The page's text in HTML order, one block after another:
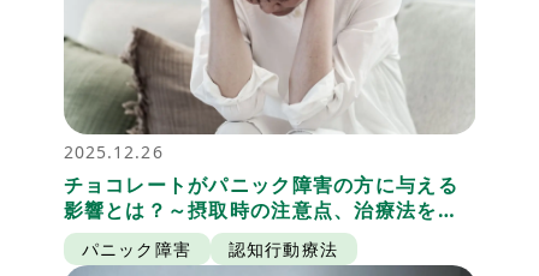
2025.12.26
チョコレートがパニック障害の方に与える
影響とは？～摂取時の注意点、治療法を詳
しく解説
パニック障害 認知行動療法